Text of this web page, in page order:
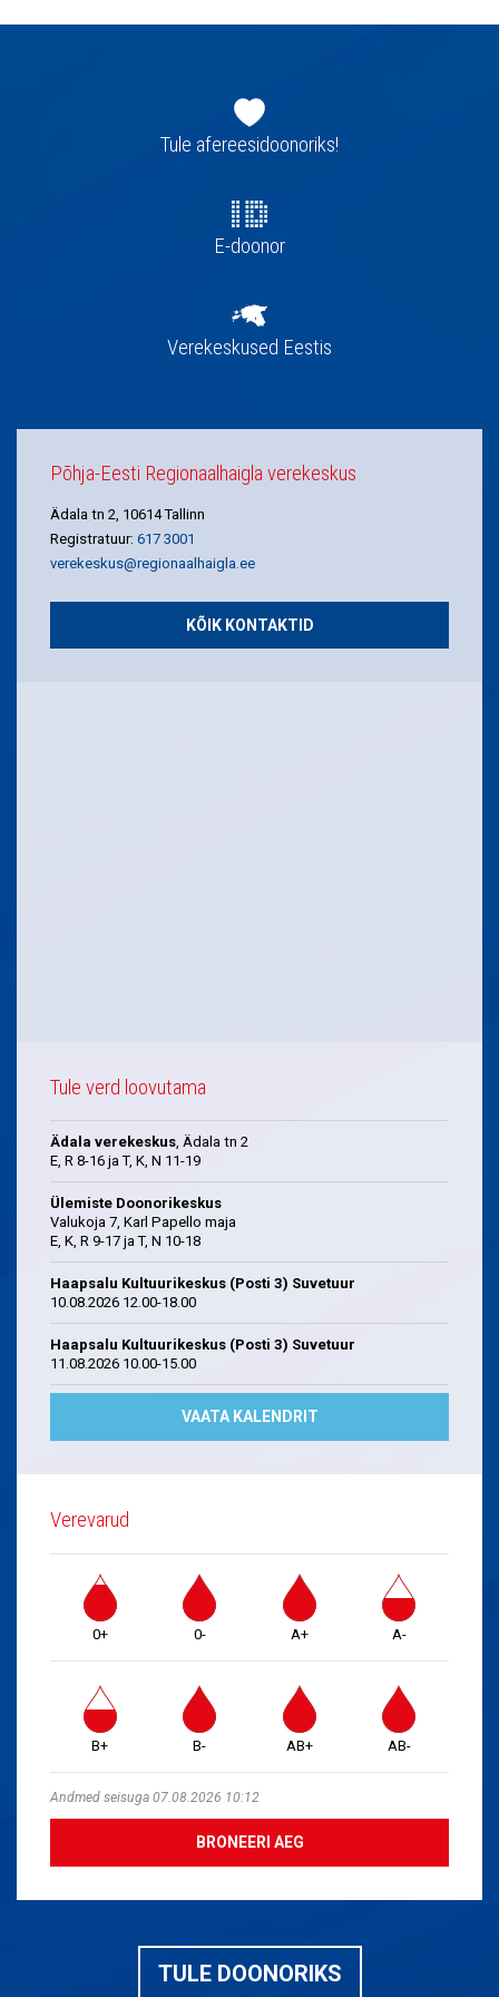
navigatsioonTule afereesidoonoriks!
E-doonor
Verekeskused Eestis
Põhja-Eesti Regionaalhaigla verekeskus
Ädala tn 2, 10614 Tallinn
Registratuur: 617 3001
verekeskus@regionaalhaigla.ee
KÕIK KONTAKTID
Tule verd loovutama
Ädala verekeskus, Ädala tn 2
E, R 8-16 ja T, K, N 11-19
Ülemiste Doonorikeskus
Valukoja 7, Karl Papello maja
E, K, R 9-17 ja T, N 10-18
Haapsalu Kultuurikeskus (Posti 3) Suvetuur
10.08.2026 12.00-18.00
Haapsalu Kultuurikeskus (Posti 3) Suvetuur
11.08.2026 10.00-15.00
VAATA KALENDRIT
Verevarud
0+ 0- A+ A-
B+ B- AB+ AB-
Andmed seisuga 07.08.2026 10:12
BRONEERI AEG
TULE DOONORIKS